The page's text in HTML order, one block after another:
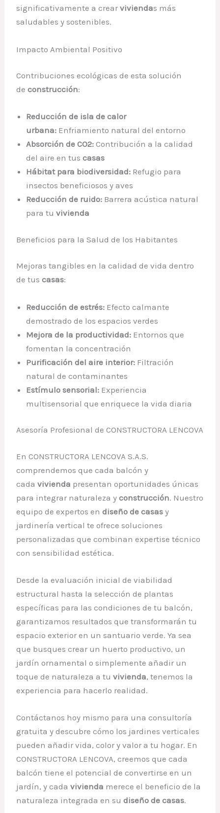
significativamente a crearviviendas más
saludables y sostenibles.
Impacto Ambiental Positivo
Contribuciones ecológicas de esta solución
deconstrucción:
Reducción de isla de calor
urbana: Enfriamiento natural del entorno
Absorción de CO2: Contribución a la calidad
del aire en tuscasas
Hábitat para biodiversidad: Refugio para
insectos beneficiosos y aves
Reducción de ruido: Barrera acústica natural
para tuvivienda
Beneficios para la Salud de los Habitantes
Mejoras tangibles en la calidad de vida dentro
de tuscasas:
Reducción de estrés: Efecto calmante
demostrado de los espacios verdes
Mejora de la productividad: Entornos que
fomentan la concentración
Purificación del aire interior: Filtración
natural de contaminantes
Estímulo sensorial: Experiencia
multisensorial que enriquece la vida diaria
Asesoría Profesional de CONSTRUCTORA LENCOVA
En CONSTRUCTORA LENCOVA S.A.S.
comprendemos que cada balcón y
cadavivienda presentan oportunidades únicas
para integrar naturaleza yconstrucción. Nuestro
equipo de expertos endiseño de casas y
jardinería vertical te ofrece soluciones
personalizadas que combinan expertise técnico
con sensibilidad estética.
Desde la evaluación inicial de viabilidad
estructural hasta la selección de plantas
específicas para las condiciones de tu balcón,
garantizamos resultados que transformarán tu
espacio exterior en un santuario verde. Ya sea
que busques crear un huerto productivo, un
jardín ornamental o simplemente añadir un
toque de naturaleza a tuvivienda, tenemos la
experiencia para hacerlo realidad.
Contáctanos hoy mismo para una consultoría
gratuita y descubre cómo los jardines verticales
pueden añadir vida, color y valor a tu hogar. En
CONSTRUCTORA LENCOVA, creemos que cada
balcón tiene el potencial de convertirse en un
jardín, y cadavivienda merece el beneficio de la
naturaleza integrada en sudiseño de casas.